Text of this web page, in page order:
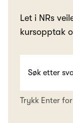
Let i NRs
kursopptak
Trykk Enter